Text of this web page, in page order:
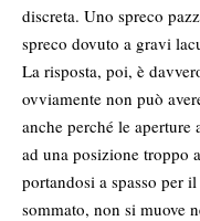
discreta. Uno spreco
spreco dovuto a gravi
La risposta, poi, è
ovviamente non può
anche perché le
ad una posizione troppo
portandosi a spasso per
sommato, non si muove